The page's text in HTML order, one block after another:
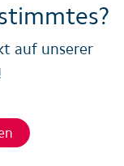
auf unserer